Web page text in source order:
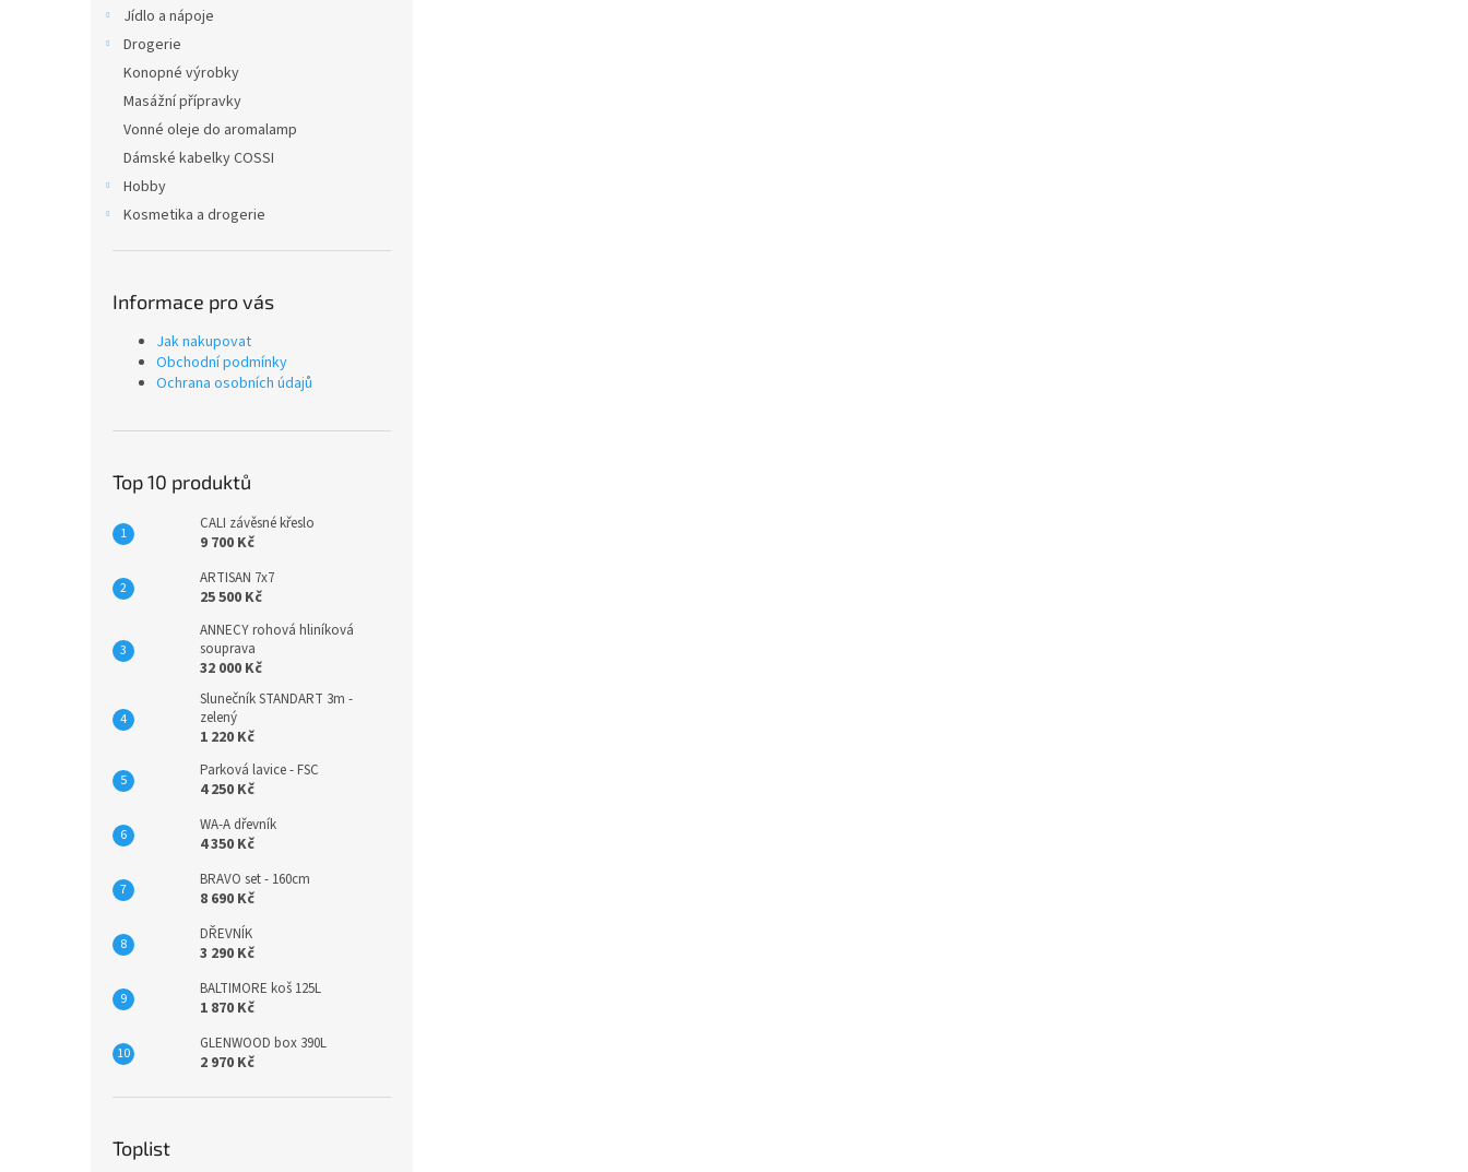
Jídlo a nápoje
Drogerie
Konopné výrobky
Masážní přípravky
Vonné oleje do aromalamp
Dámské kabelky COSSI
Hobby
Kosmetika a drogerie
Informace pro vás
Jak nakupovat
Obchodní podmínky
Ochrana osobních údajů
Top 10 produktů
CALI závěsné křeslo
9 700 Kč
ARTISAN 7x7
25 500 Kč
ANNECY rohová hliníková
souprava
32 000 Kč
Slunečník STANDART 3m -
zelený
1 220 Kč
Parková lavice - FSC
4 250 Kč
WA-A dřevník
4 350 Kč
BRAVO set - 160cm
8 690 Kč
DŘEVNÍK
3 290 Kč
BALTIMORE koš 125L
1 870 Kč
GLENWOOD box 390L
2 970 Kč
Toplist